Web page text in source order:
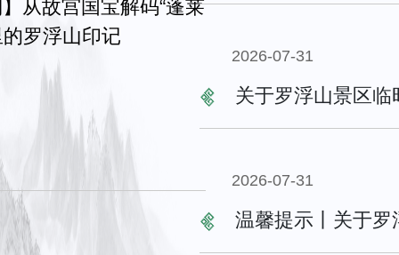
罗浮山印记
2026-07-31
关于罗浮山景区临
2026-07-31
温馨提示丨关于